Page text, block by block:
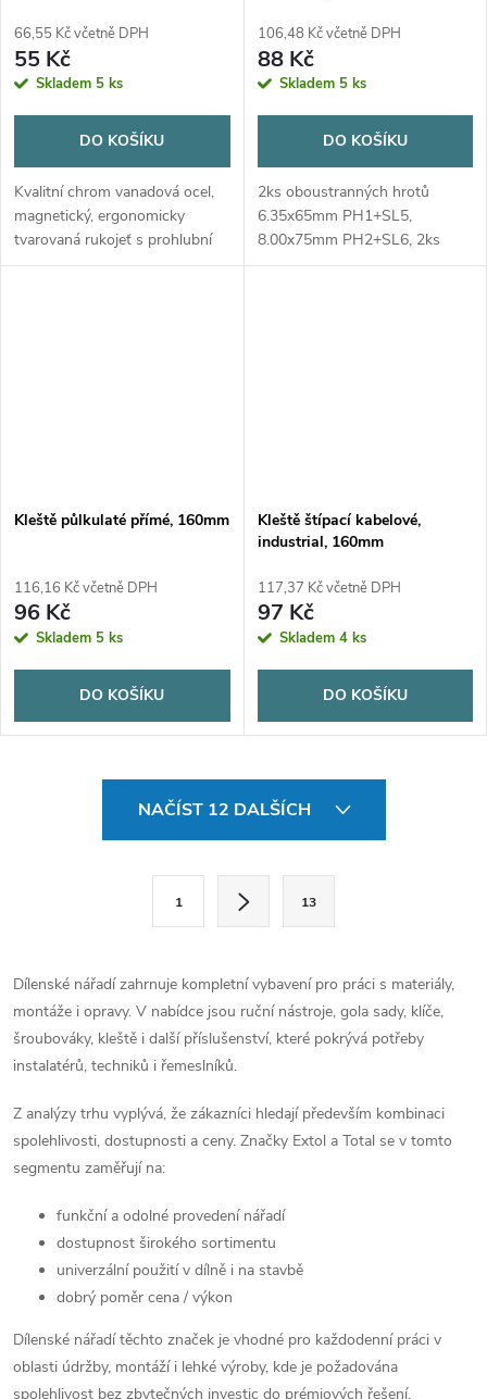
66,55 Kč včetně DPH
55 Kč
Skladem 5 ks
DO KOŠÍKU
Kvalitní chrom vanadová ocel,
magnetický, ergonomicky
tvarovaná rukojeť s prohlubní
na palec.
106,48 Kč včetně DPH
88 Kč
Skladem 5 ks
DO KOŠÍKU
2ks oboustranných hrotů
6.35x65mm PH1+SL5,
8.00x75mm PH2+SL6, 2ks
socket 6mm, 8mm,
Kleště půlkulaté přímé, 160mm
116,16 Kč včetně DPH
96 Kč
Skladem 5 ks
DO KOŠÍKU
Kleště štípací kabelové,
industrial, 160mm
117,37 Kč včetně DPH
97 Kč
Skladem 4 ks
DO KOŠÍKU
d
a
c
í
p
y
v
NAČÍST 12 DALŠÍCH
á
n
k
o
v
á
n
1 13
Dílenské nářadí zahrnuje kompletní vybavení pro práci s materiály,
montáže i opravy. V nabídce jsou ruční nástroje, gola sady, klíče,
šroubováky, kleště i další příslušenství, které pokrývá potřeby
instalatérů, techniků i řemeslníků.
Z analýzy trhu vyplývá, že zákazníci hledají především kombinaci
spolehlivosti, dostupnosti a ceny. Značky Extol a Total se v tomto
segmentu zaměřují na:
funkční a odolné provedení nářadí
dostupnost širokého sortimentu
univerzální použití v dílně i na stavbě
dobrý poměr cena / výkon
Dílenské nářadí těchto značek je vhodné pro každodenní práci v
oblasti údržby, montáží i lehké výroby, kde je požadována
spolehlivost bez zbytečných investic do prémiových řešení.